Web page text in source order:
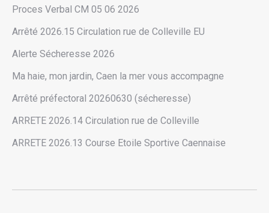
Proces Verbal CM 05 06 2026
Arrêté 2026.15 Circulation rue de Colleville EU
Alerte Sécheresse 2026
Ma haie, mon jardin, Caen la mer vous accompagne
Arrêté préfectoral 20260630 (sécheresse)
ARRETE 2026.14 Circulation rue de Colleville
ARRETE 2026.13 Course Etoile Sportive Caennaise